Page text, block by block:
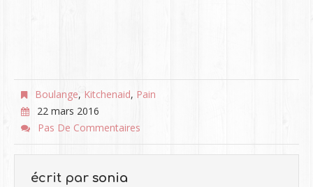
Boulange, Kitchenaid, Pain
22 mars 2016
Pas De Commentaires
écrit par sonia